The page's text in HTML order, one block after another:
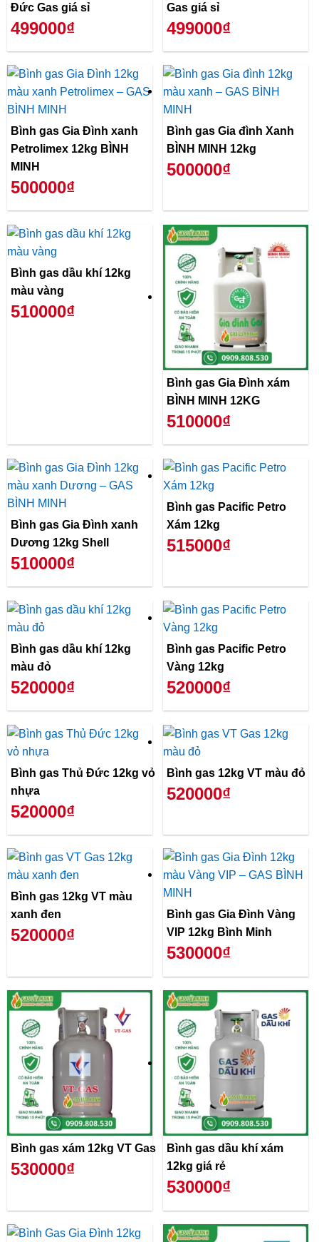
Đức Gas giá sỉ
499000₫
Gas giá sỉ
499000₫
Bình gas Gia Đình xanh
Petrolimex 12kg BÌNH
MINH
500000₫
Bình gas Gia đình Xanh
BÌNH MINH 12kg
500000₫
Bình gas dầu khí 12kg
màu vàng
510000₫
Bình gas Gia Đình xám
BÌNH MINH 12KG
510000₫
Bình gas Gia Đình xanh
Dương 12kg Shell
510000₫
Bình gas Pacific Petro
Xám 12kg
515000₫
Bình gas dầu khí 12kg
màu đỏ
520000₫
Bình gas Pacific Petro
Vàng 12kg
520000₫
Bình gas Thủ Đức 12kg vỏ
nhựa
520000₫
Bình gas 12kg VT màu đỏ
520000₫
Bình gas 12kg VT màu
xanh đen
520000₫
Bình gas Gia Đình Vàng
VIP 12kg Bình Minh
530000₫
Bình gas xám 12kg VT Gas
530000₫
Bình gas dầu khí xám
12kg giá rẻ
530000₫